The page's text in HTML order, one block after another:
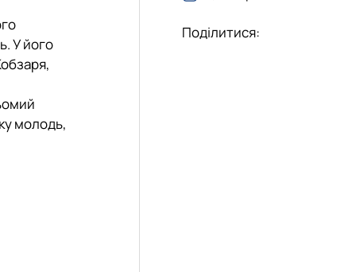
У його
молодь,
Поділитися: